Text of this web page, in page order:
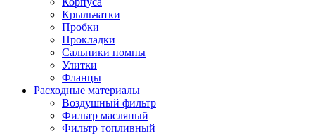
Крыльчатки
Пробки
Прокладки
Сальники помпы
Улитки
Фланцы
Расходные материалы
Воздушный фильтр
Фильтр масляный
Фильтр топливный